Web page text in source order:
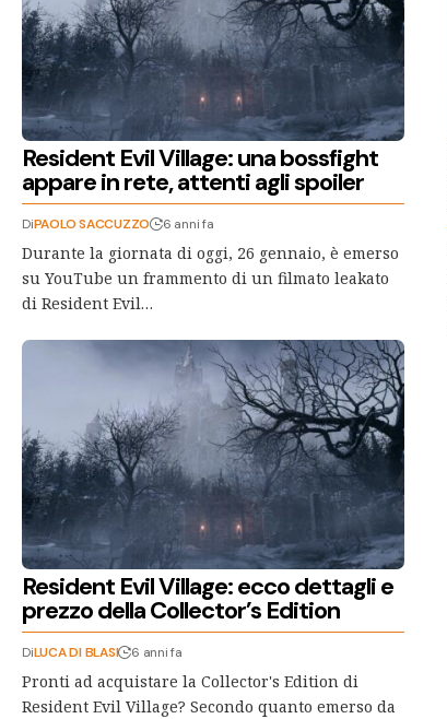
Resident Evil Village: una bossfight
appare in rete, attenti agli spoiler
DiPAOLO SACCUZZO 6 anni fa
Durante la giornata di oggi, 26 gennaio, è emerso
su YouTube un frammento di un filmato leakato
di Resident Evil…
Resident Evil Village: ecco dettagli e
prezzo della Collector’s Edition
DiLUCA DI BLASI 6 anni fa
Pronti ad acquistare la Collector's Edition di
Resident Evil Village? Secondo quanto emerso da